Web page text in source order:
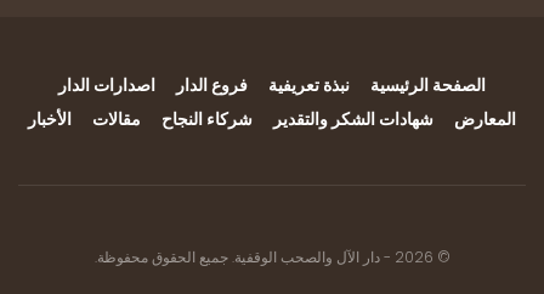
الصفحة الرئيسية نبذة تعريفية فروع الدار
اصدارات الدار
المعارض
شهادات الشكر والتقدير شركاء النجاح مقالات الأخبار
© 2026 - دار الآل والصحب الوقفية. جميع الحقوق محفوظة.